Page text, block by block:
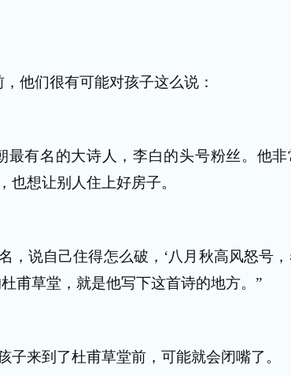
他们很有可能对孩子这么说：
有名的大诗人，李白的头号粉丝。他非
也想让别人住上好房子。
说自己住得怎么破，‘八月秋高风怒号，
甫草堂，就是他写下这首诗的地方。”
来到了杜甫草堂前，可能就会闭嘴了。